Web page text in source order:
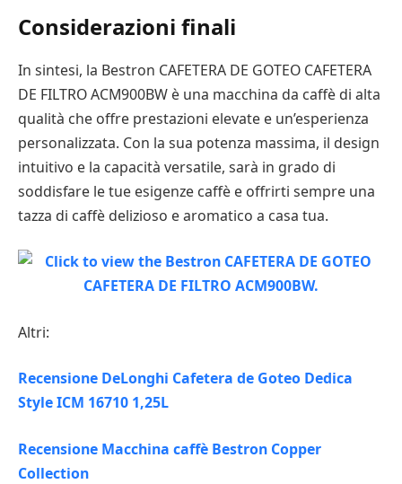
Considerazioni finali
In sintesi, la Bestron CAFETERA DE GOTEO CAFETERA
DE FILTRO ACM900BW è una macchina da caffè di alta
qualità che offre prestazioni elevate e un’esperienza
personalizzata. Con la sua potenza massima, il design
intuitivo e la capacità versatile, sarà in grado di
soddisfare le tue esigenze caffè e offrirti sempre una
tazza di caffè delizioso e aromatico a casa tua.
Altri:
Recensione DeLonghi Cafetera de Goteo Dedica
Style ICM 16710 1,25L
Recensione Macchina caffè Bestron Copper
Collection